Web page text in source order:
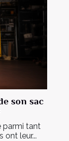
son sac
parmi tant
ont leur...